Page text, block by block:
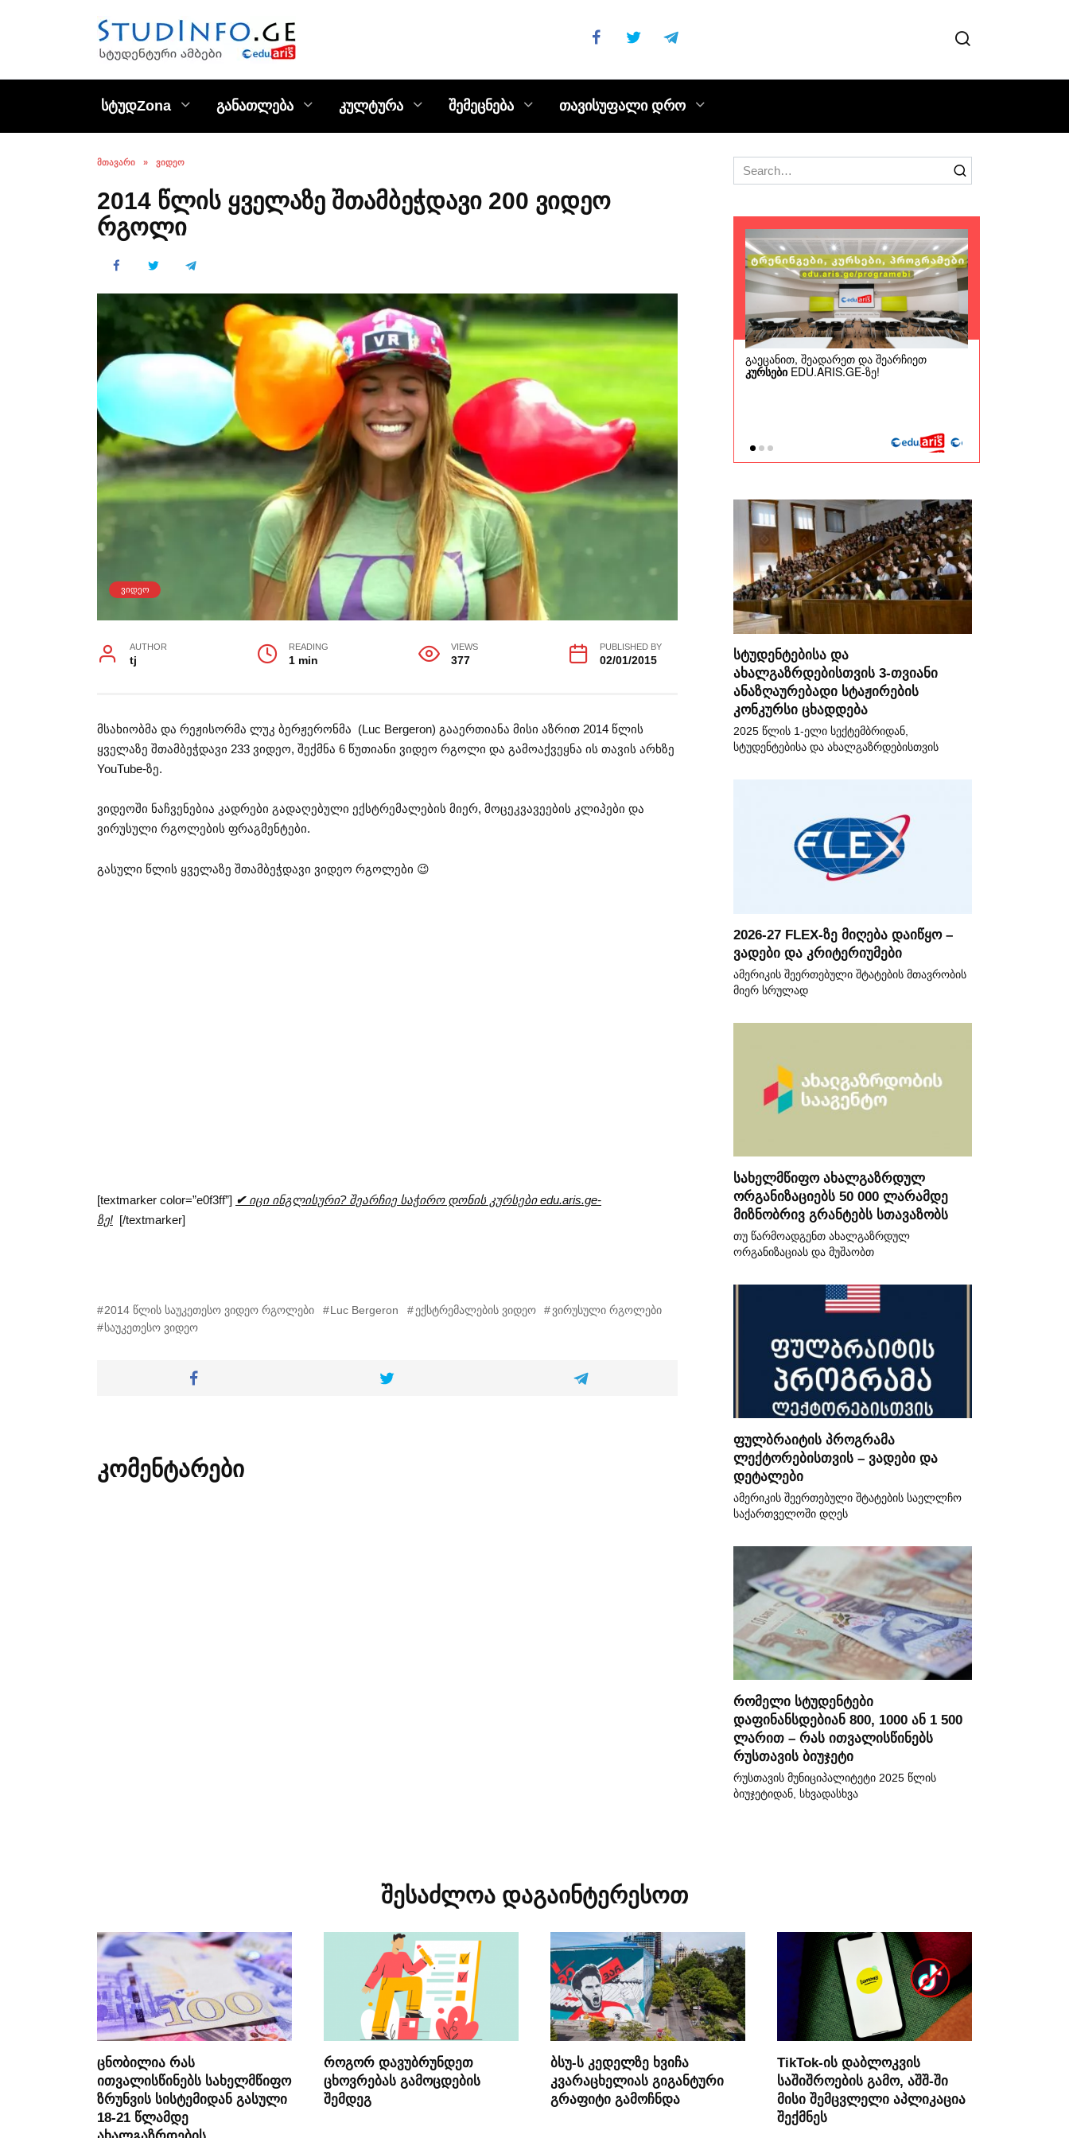
სტუდZona განათლება კულტურა შემეცნება თავისუფალი დრო
ᲛᲗᲐᲕᲐᲠᲘ » ᲕᲘᲓᲔᲝ
2014 წლის ყველაზე შთამბეჭდავი 200 ვიდეო
რგოლი
ᲕᲘᲓᲔᲝ
AUTHOR
tj
READING
1 min
VIEWS
377
PUBLISHED BY
02/01/2015
მსახიობმა და რეჟისორმა ლუკ ბერჟერონმა (Luc Bergeron) გააერთიანა მისი აზრით 2014 წლის
ყველაზე შთამბეჭდავი 233 ვიდეო, შექმნა 6 წუთიანი ვიდეო რგოლი და გამოაქვეყნა ის თავის არხზე
YouTube-ზე.
ვიდეოში ნაჩვენებია კადრები გადაღებული ექსტრემალების მიერ, მოცეკვავეების კლიპები და
ვირუსული რგოლების ფრაგმენტები.
გასული წლის ყველაზე შთამბეჭდავი ვიდეო რგოლები 😉
[textmarker color=”e0f3ff”] ✔იცი ინგლისური? შეარჩიე საჭირო დონის კურსები edu.aris.ge-
ზე! [/textmarker]
2014 წლის საუკეთესო ვიდეო რგოლები Luc Bergeron ექსტრემალების ვიდეო
ვირუსული რგოლები
საუკეთესო ვიდეო
კომენტარები
Search
for:
სტუდენტებისა და
ახალგაზრდებისთვის 3-თვიანი
ანაზღაურებადი სტაჟირების
კონკურსი ცხადდება
2025 წლის 1-ელი სექტემბრიდან,
სტუდენტებისა და ახალგაზრდებისთვის
2026-27 FLEX-ზე მიღება დაიწყო –
ვადები და კრიტერიუმები
ამერიკის შეერთებული შტატების მთავრობის
მიერ სრულად
სახელმწიფო ახალგაზრდულ
ორგანიზაციებს 50 000 ლარამდე
მიზნობრივ გრანტებს სთავაზობს
თუ წარმოადგენთ ახალგაზრდულ
ორგანიზაციას და მუშაობთ
ფულბრაიტის პროგრამა
ლექტორებისთვის – ვადები და
დეტალები
ამერიკის შეერთებული შტატების საელლჩო
საქართველოში დღეს
რომელი სტუდენტები
დაფინანსდებიან 800, 1000 ან 1 500
ლარით – რას ითვალისწინებს
რუსთავის ბიუჯეტი
რუსთავის მუნიციპალიტეტი 2025 წლის
ბიუჯეტიდან, სხვადასხვა
შესაძლოა დაგაინტერესოთ
ცნობილია რას
ითვალისწინებს სახელმწიფო
ზრუნვის სისტემიდან გასული
18-21 წლამდე
როგორ დავუბრუნდეთ
ცხოვრებას გამოცდების
შემდეგ
ბსუ-ს კედელზე ხვიჩა
კვარაცხელიას გიგანტური
გრაფიტი გამოჩნდა
TikTok-ის დაბლოკვის
საშიშროების გამო, აშშ-ში
მისი შემცვლელი აპლიკაცია
შექმნეს